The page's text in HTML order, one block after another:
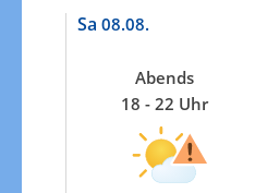
Sa 08.08.
Abends
18 - 22 Uhr